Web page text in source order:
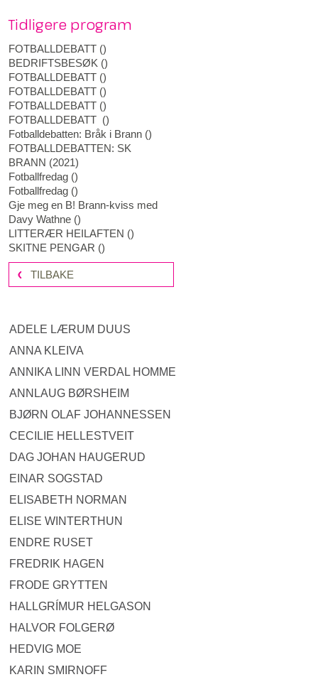
ADELE LÆRUM DUUS
ANNA KLEIVA
ANNIKA LINN VERDAL HOMME
ANNLAUG BØRSHEIM
BJØRN OLAF JOHANNESSEN
CECILIE HELLESTVEIT
DAG JOHAN HAUGERUD
EINAR SOGSTAD
ELISABETH NORMAN
ELISE WINTERTHUN
ENDRE RUSET
FREDRIK HAGEN
FRODE GRYTTEN
HALLGRÍMUR HELGASON
HALVOR FOLGERØ
HEDVIG MOE
KARIN SMIRNOFF
Tidligere program
FOTBALLDEBATT ()
BEDRIFTSBESØK ()
FOTBALLDEBATT ()
FOTBALLDEBATT ()
FOTBALLDEBATT ()
FOTBALLDEBATT ()
Fotballdebatten: Bråk i Brann ()
FOTBALLDEBATTEN: SK
BRANN (2021)
Fotballfredag ()
Fotballfredag ()
Gje meg en B! Brann-kviss med
Davy Wathne ()
LITTERÆR HEILAFTEN ()
SKITNE PENGAR ()
TILBAKE